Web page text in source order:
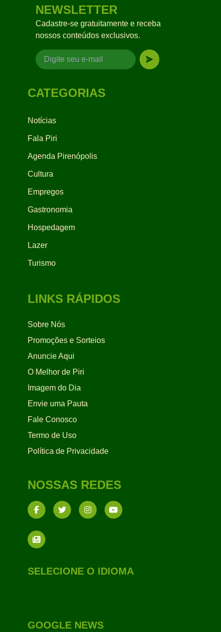
NEWSLETTER
Cadastre-se gratuitamente e receba
nossos conteúdos exclusivos.
CATEGORIAS
Notícias
Fala Piri
Agenda Pirenópolis
Cultura
Empregos
Gastronomia
Hospedagem
Lazer
Turismo
LINKS RÁPIDOS
Sobre Nós
Promoções e Sorteios
Anuncie Aqui
O Melhor de Piri
Imagem do Dia
Envie uma Pauta
Fale Conosco
Termo de Uso
Política de Privacidade
NOSSAS REDES
SELECIONE O IDIOMA
GOOGLE NEWS